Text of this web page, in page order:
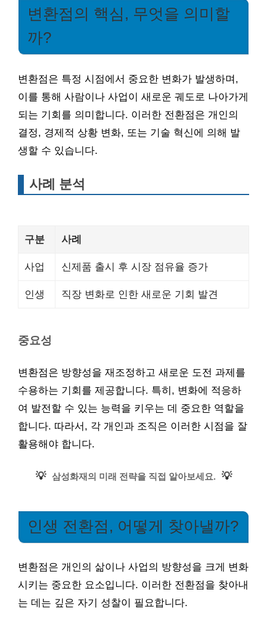
변환점의 핵심, 무엇을 의미할
까?
변환점은 특정 시점에서 중요한 변화가 발생하며,
이를 통해 사람이나 사업이 새로운 궤도로 나아가게
되는 기회를 의미합니다. 이러한 전환점은 개인의
결정, 경제적 상황 변화, 또는 기술 혁신에 의해 발
생할 수 있습니다.
사례 분석
구분 사례
사업 신제품 출시 후 시장 점유율 증가
인생 직장 변화로 인한 새로운 기회 발견
중요성
변환점은 방향성을 재조정하고 새로운 도전 과제를
수용하는 기회를 제공합니다. 특히, 변화에 적응하
여 발전할 수 있는 능력을 키우는 데 중요한 역할을
합니다. 따라서, 각 개인과 조직은 이러한 시점을 잘
활용해야 합니다.
💡 삼성화재의 미래 전략을 직접 알아보세요. 💡
인생 전환점, 어떻게 찾아낼까?
변환점은 개인의 삶이나 사업의 방향성을 크게 변화
시키는 중요한 요소입니다. 이러한 전환점을 찾아내
는 데는 깊은 자기 성찰이 필요합니다.